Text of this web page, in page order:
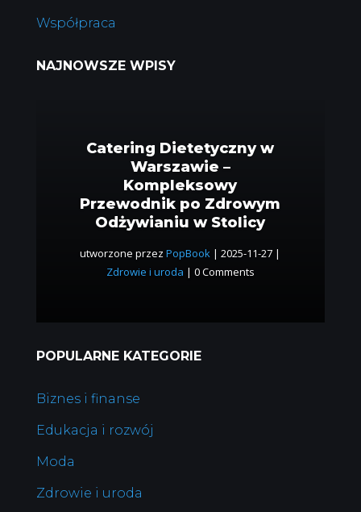
Współpraca
NAJNOWSZE WPISY
Catering Dietetyczny w
Warszawie –
Kompleksowy
Przewodnik po Zdrowym
Odżywianiu w Stolicy
utworzone przezPopBook |2025-11-27 |
Zdrowie i uroda | 0 Comments
POPULARNE KATEGORIE
Biznes i finanse
Edukacja i rozwój
Moda
Zdrowie i uroda